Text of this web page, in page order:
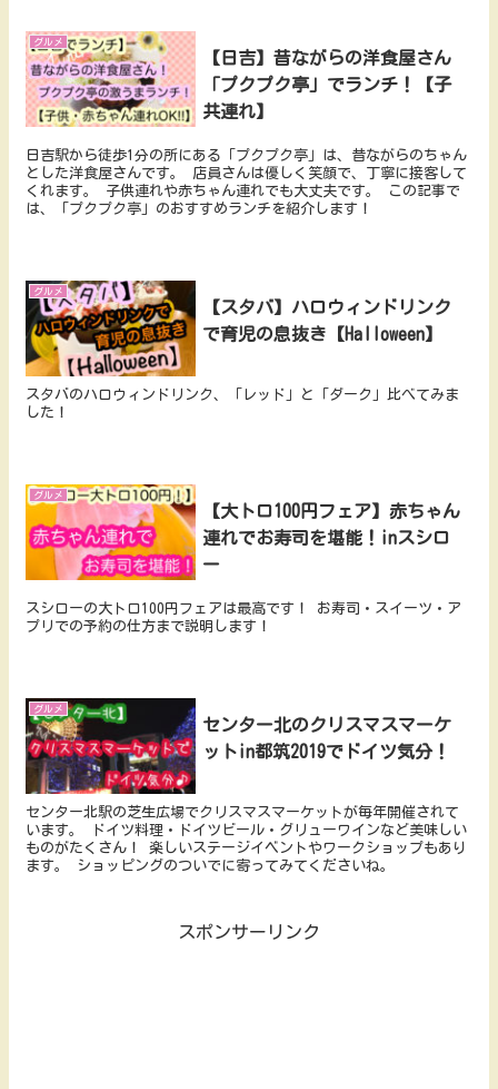
グルメ
【日吉】昔ながらの洋食屋さん
「プクプク亭」でランチ！【子
共連れ】
日吉駅から徒歩1分の所にある「プクプク亭」は、昔ながらのちゃん
とした洋食屋さんです。 店員さんは優しく笑顔で、丁寧に接客して
くれます。 子供連れや赤ちゃん連れでも大丈夫です。 この記事で
は、「プクプク亭」のおすすめランチを紹介します！
グルメ
【スタバ】ハロウィンドリンク
で育児の息抜き【Halloween】
スタバのハロウィンドリンク、「レッド」と「ダーク」比べてみま
した！
グルメ
【大トロ100円フェア】赤ちゃん
連れでお寿司を堪能！inスシロ
ー
スシローの大トロ100円フェアは最高です！ お寿司・スイーツ・ア
プリでの予約の仕方まで説明します！
グルメ
センター北のクリスマスマーケ
ットin都筑2019でドイツ気分！
センター北駅の芝生広場でクリスマスマーケットが毎年開催されて
います。 ドイツ料理・ドイツビール・グリューワインなど美味しい
ものがたくさん！ 楽しいステージイベントやワークショップもあり
ます。 ショッピングのついでに寄ってみてくださいね。
スポンサーリンク